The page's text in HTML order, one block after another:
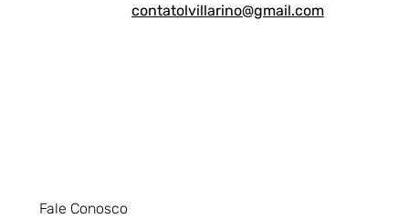
Fale Conosco
contatolvillarino@gmail.com